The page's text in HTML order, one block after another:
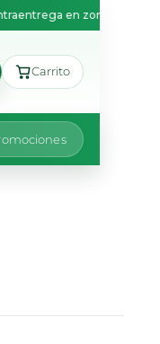
en zonas
Carrito